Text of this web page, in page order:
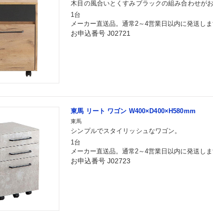
木目の風合いとくすみブラックの組み合わせが
1台
メーカー直送品。通常2～4営業日以内に発送し
お申込番号 J02721
東馬 リート ワゴン W400×D400×H580mm
東馬
シンプルでスタイリッシュなワゴン。
1台
メーカー直送品。通常2～4営業日以内に発送し
お申込番号 J02723